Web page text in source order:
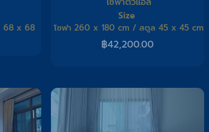
68 x 68
Size
โซฟา 260 x 180 cm / สตูล 45 x 45 cm
฿42,200.00